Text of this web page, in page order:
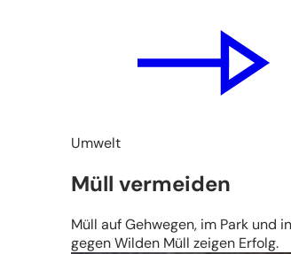
Umwelt
Müll vermeiden
Müll auf Gehwegen, im Park und
gegen Wilden Müll zeigen Erfolg.